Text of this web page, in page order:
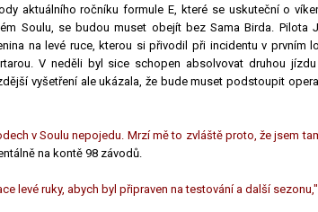
aktuálního ročníku formule E, které se uskuteční o
Soulu, se budou muset obejít bez Sama Birda. Pilota
na levé ruce, kterou si přivodil při incidentu v prvním
V neděli byl sice schopen absolvovat druhou
vyšetření ale ukázala, že bude muset podstoupit
v Soulu nepojedu. Mrzí mě to zvláště proto, že jsem
na kontě 98 závodů.
levé ruky, abych byl připraven na testování a další sezonu,"